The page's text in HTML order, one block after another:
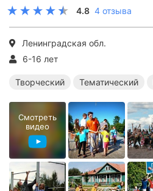
4.8 4 отзыва
Ленинградская обл.
6-16 лет
Творческий Тематический
Смотреть
видео